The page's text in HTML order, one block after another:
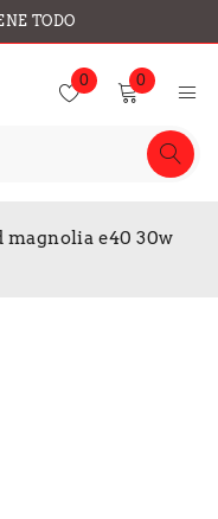
TODO
0 0
magnolia e40 30w